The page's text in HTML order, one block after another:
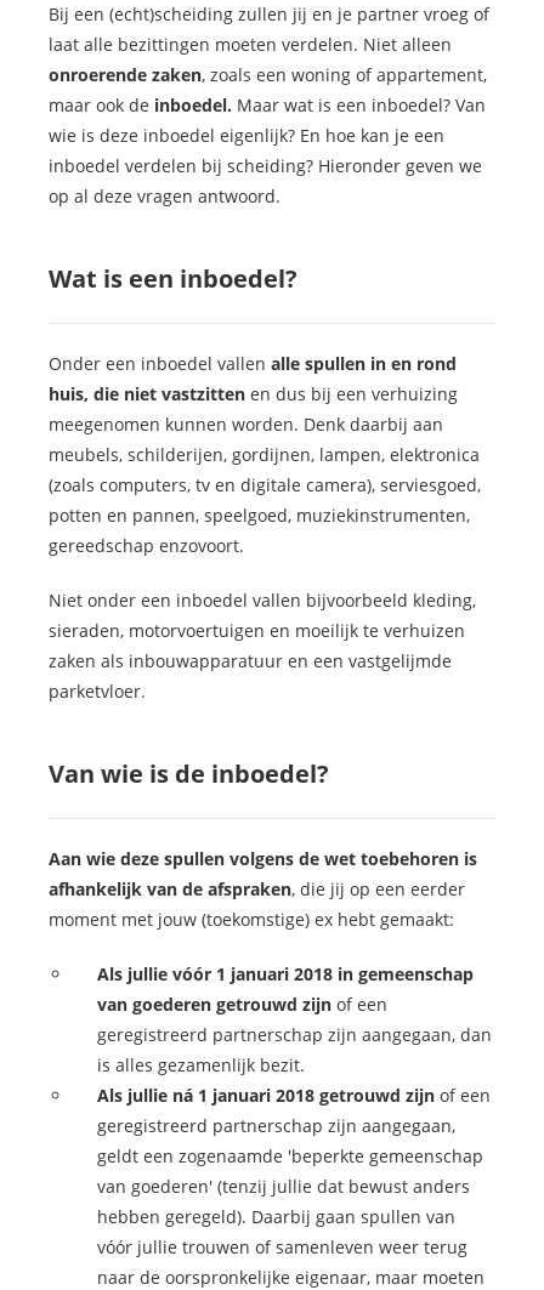
Bij een (echt)scheiding zullen jij en je partner vroeg of
laat alle bezittingen moeten verdelen. Niet alleen
onroerende zaken, zoals een woning of appartement,
maar ook de inboedel. Maar wat is een inboedel? Van
wie is deze inboedel eigenlijk? En hoe kan je een
inboedel verdelen bij scheiding? Hieronder geven we
op al deze vragen antwoord.
Wat is een inboedel?
Onder een inboedel vallen alle spullen in en rond
huis, die niet vastzitten en dus bij een verhuizing
meegenomen kunnen worden. Denk daarbij aan
meubels, schilderijen, gordijnen, lampen, elektronica
(zoals computers, tv en digitale camera), serviesgoed,
potten en pannen, speelgoed, muziekinstrumenten,
gereedschap enzovoort.
Niet onder een inboedel vallen bijvoorbeeld kleding,
sieraden, motorvoertuigen en moeilijk te verhuizen
zaken als inbouwapparatuur en een vastgelijmde
parketvloer.
Van wie is de inboedel?
Aan wie deze spullen volgens de wet toebehoren is
afhankelijk van de afspraken, die jij op een eerder
moment met jouw (toekomstige) ex hebt gemaakt:
Als jullie vóór 1 januari 2018 in gemeenschap
van goederen getrouwd zijnof een
geregistreerd partnerschap zijn aangegaan, dan
is alles gezamenlijk bezit.
Als jullie ná 1 januari 2018 getrouwd zijn of een
geregistreerd partnerschap zijn aangegaan,
geldt een zogenaamde 'beperkte gemeenschap
van goederen' (tenzij jullie dat bewust anders
hebben geregeld). Daarbij gaan spullen van
vóór jullie trouwen of samenleven weer terug
naar de oorspronkelijke eigenaar, maar moeten